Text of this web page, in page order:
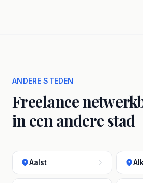
ANDERE STEDEN
Freelance
in een andere stad
Aalst